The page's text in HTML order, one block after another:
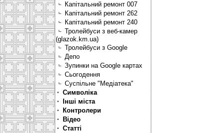
Капітальний ремонт 007
Капітальний ремонт 262
Капітальний ремонт 240
Тролейбуси з веб-камер
(glazok.km.ua)
Тролейбуси з Google
Депо
Зупинки на Google картах
Сьогодення
Суспільне "Медіатека"
Символіка
Інші міста
Контролери
Відео
Статті